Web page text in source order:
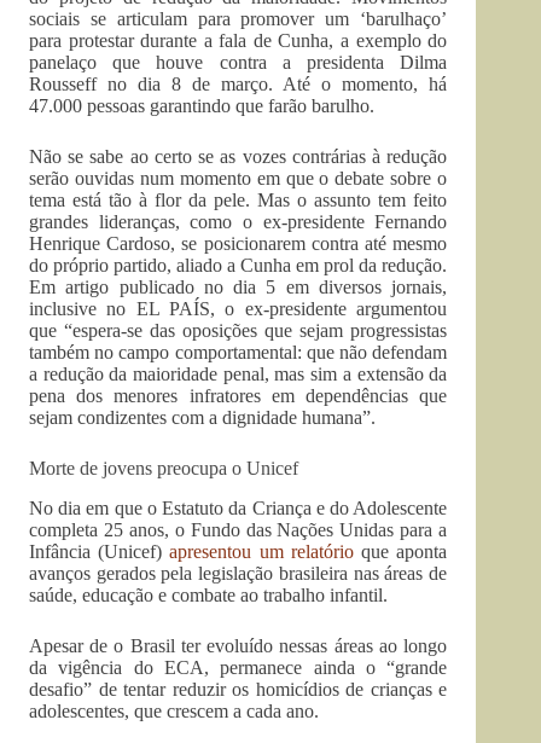
sociais se articulam para promover um ‘barulhaço’
para protestar durante a fala de Cunha, a exemplo do
panelaço que houve contra a presidenta Dilma
Rousseff no dia 8 de março. Até o momento, há
47.000 pessoas garantindo que farão barulho.
Não se sabe ao certo se as vozes contrárias à redução
serão ouvidas num momento em que o debate sobre o
tema está tão à flor da pele. Mas o assunto tem feito
grandes lideranças, como o ex-presidente Fernando
Henrique Cardoso, se posicionarem contra até mesmo
do próprio partido, aliado a Cunha em prol da redução.
Em artigo publicado no dia 5 em diversos jornais,
inclusive no EL PAÍS, o ex-presidente argumentou
que “espera-se das oposições que sejam progressistas
também no campo comportamental: que não defendam
a redução da maioridade penal, mas sim a extensão da
pena dos menores infratores em dependências que
sejam condizentes com a dignidade humana”.
Morte de jovens preocupa o Unicef
No dia em que o Estatuto da Criança e do Adolescente
completa 25 anos, o Fundo das Nações Unidas para a
Infância (Unicef)apresentou um relatórioque aponta
avanços gerados pela legislação brasileira nas áreas de
saúde, educação e combate ao trabalho infantil.
Apesar de o Brasil ter evoluído nessas áreas ao longo
da vigência do ECA, permanece ainda o “grande
desafio” de tentar reduzir os homicídios de crianças e
adolescentes, que crescem a cada ano.